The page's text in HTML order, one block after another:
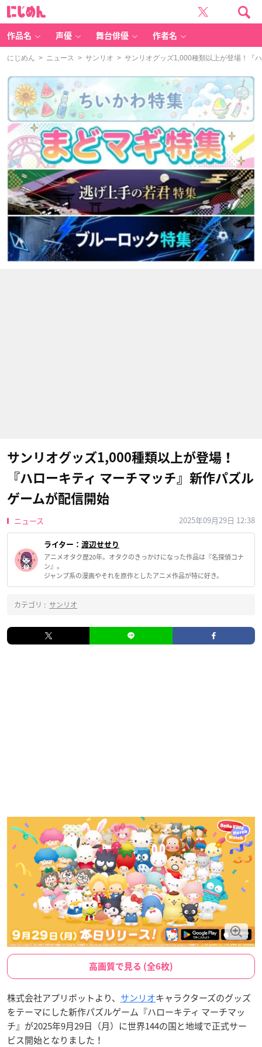
作品名 声優 舞台俳優 作者名
にじめん > ニュース > サンリオ > サンリオグッズ1,000種類以上が登場！『
サンリオグッズ1,000種類以上が登場！
『ハローキティ マーチマッチ』新作パズル
ゲームが配信開始
ニュース 2025年09月29日 12:38
ライター： 渡辺せせり
アニメオタク歴20年。オタクのきっかけになった作品は『名探偵コナ
ン』。
ジャンプ系の漫画やそれを原作としたアニメ作品が特に好き。
カテゴリ : サンリオ
高画質で見る (全6枚)
株式会社アプリボットより、 サンリオキャラクターズのグッズ
をテーマにした新作パズルゲーム『ハローキティ マーチマッ
チ』が2025年9月29日（月）に世界144の国と地域で正式サー
ビス開始となりました！